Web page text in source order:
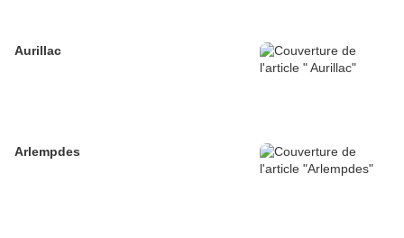
Aurillac
Arlempdes